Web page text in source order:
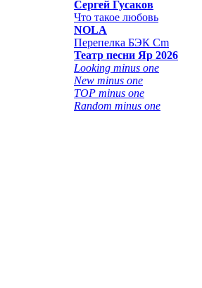
Сергей Гусаков
Что такое любовь
NOLA
Перепелка БЭК Cm
Театр песни Яр 2026
Looking minus one
New minus one
TOP minus one
Random minus one